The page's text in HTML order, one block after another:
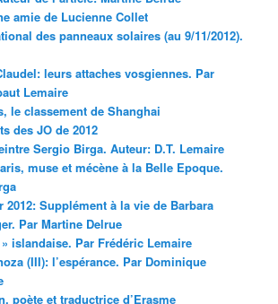
amie de Lucienne Collet
des panneaux solaires (au 9/11/2012).
leurs attaches vosgiennes. Par
Lemaire
le classement de Shanghai
des JO de 2012
Sergio Birga. Auteur: D.T. Lemaire
muse et mécène à la Belle Epoque.
Supplément à la vie de Barbara
Par Martine Delrue
islandaise. Par Frédéric Lemaire
(III): l’espérance. Par Dominique
poète et traductrice d’Erasme